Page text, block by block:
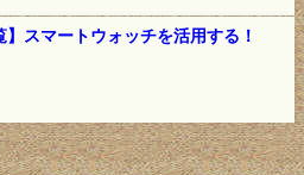
】スマートウォッチを活用する！